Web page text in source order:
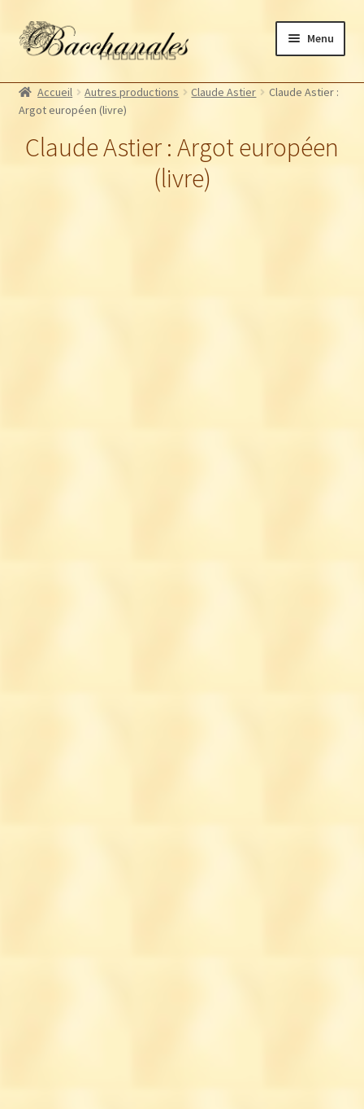
Aller
à
navigation
Aller
au
Menu
Artistes Bacchanales
Souscriptions
Accueil Autres productions Claude Astier
Claude Astier :
Argot européen (livre)
Claude Astier : Argot européen
(livre)